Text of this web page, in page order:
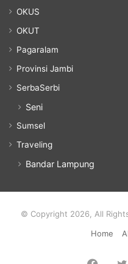
OKUS
OKUT
Pagaralam
Provinsi Jambi
SerbaSerbi
Seni
Sumsel
Traveling
Bandar Lampung
© Copyright 2026, All
Home